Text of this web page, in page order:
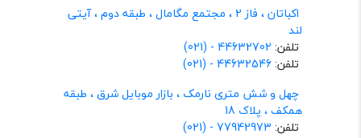
اکباتان ، فاز 2 ، مجتمع مگامال ، طبقه دوم ، آیتی
لند
تلفن: 44632702 - (021)
تلفن:44632546 - (021)
چهل و شش متری نارمک ، بازار موبایل شرق ، طبقه
همکف ، پلاک 18
تلفن: 77942973 - (021)